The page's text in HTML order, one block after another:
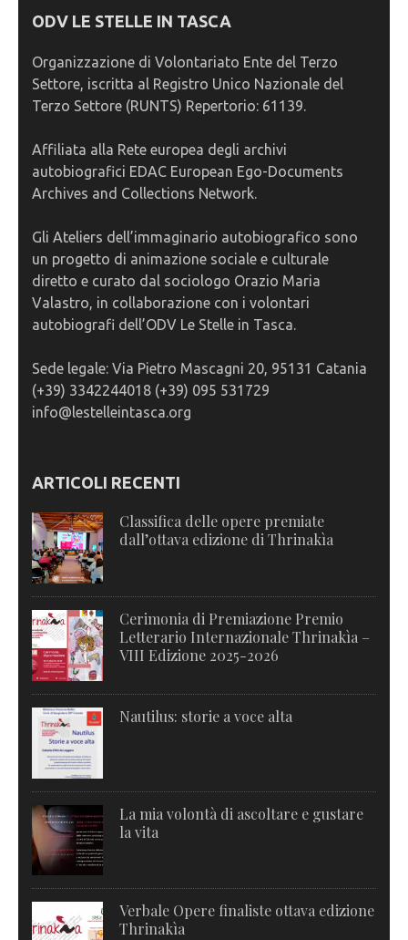
ODV LE STELLE IN TASCA
Organizzazione di Volontariato Ente del Terzo
Settore, iscritta al Registro Unico Nazionale del
Terzo Settore (RUNTS) Repertorio: 61139.
Affiliata alla Rete europea degli archivi
autobiografici EDAC European Ego-Documents
Archives and Collections Network.
Gli Ateliers dell’immaginario autobiografico sono
un progetto di animazione sociale e culturale
diretto e curato dal sociologo Orazio Maria
Valastro, in collaborazione con i volontari
autobiografi dell’ODV Le Stelle in Tasca.
Sede legale: Via Pietro Mascagni 20, 95131 Catania
(+39) 3342244018 (+39) 095 531729
info@lestelleintasca.org
ARTICOLI RECENTI
Classifica delle opere premiate
dall’ottava edizione di Thrinakìa
Cerimonia di Premiazione Premio
Letterario Internazionale Thrinakìa –
VIII Edizione 2025-2026
Nautilus: storie a voce alta
La mia volontà di ascoltare e gustare
la vita
Verbale Opere finaliste ottava edizione
Thrinakìa